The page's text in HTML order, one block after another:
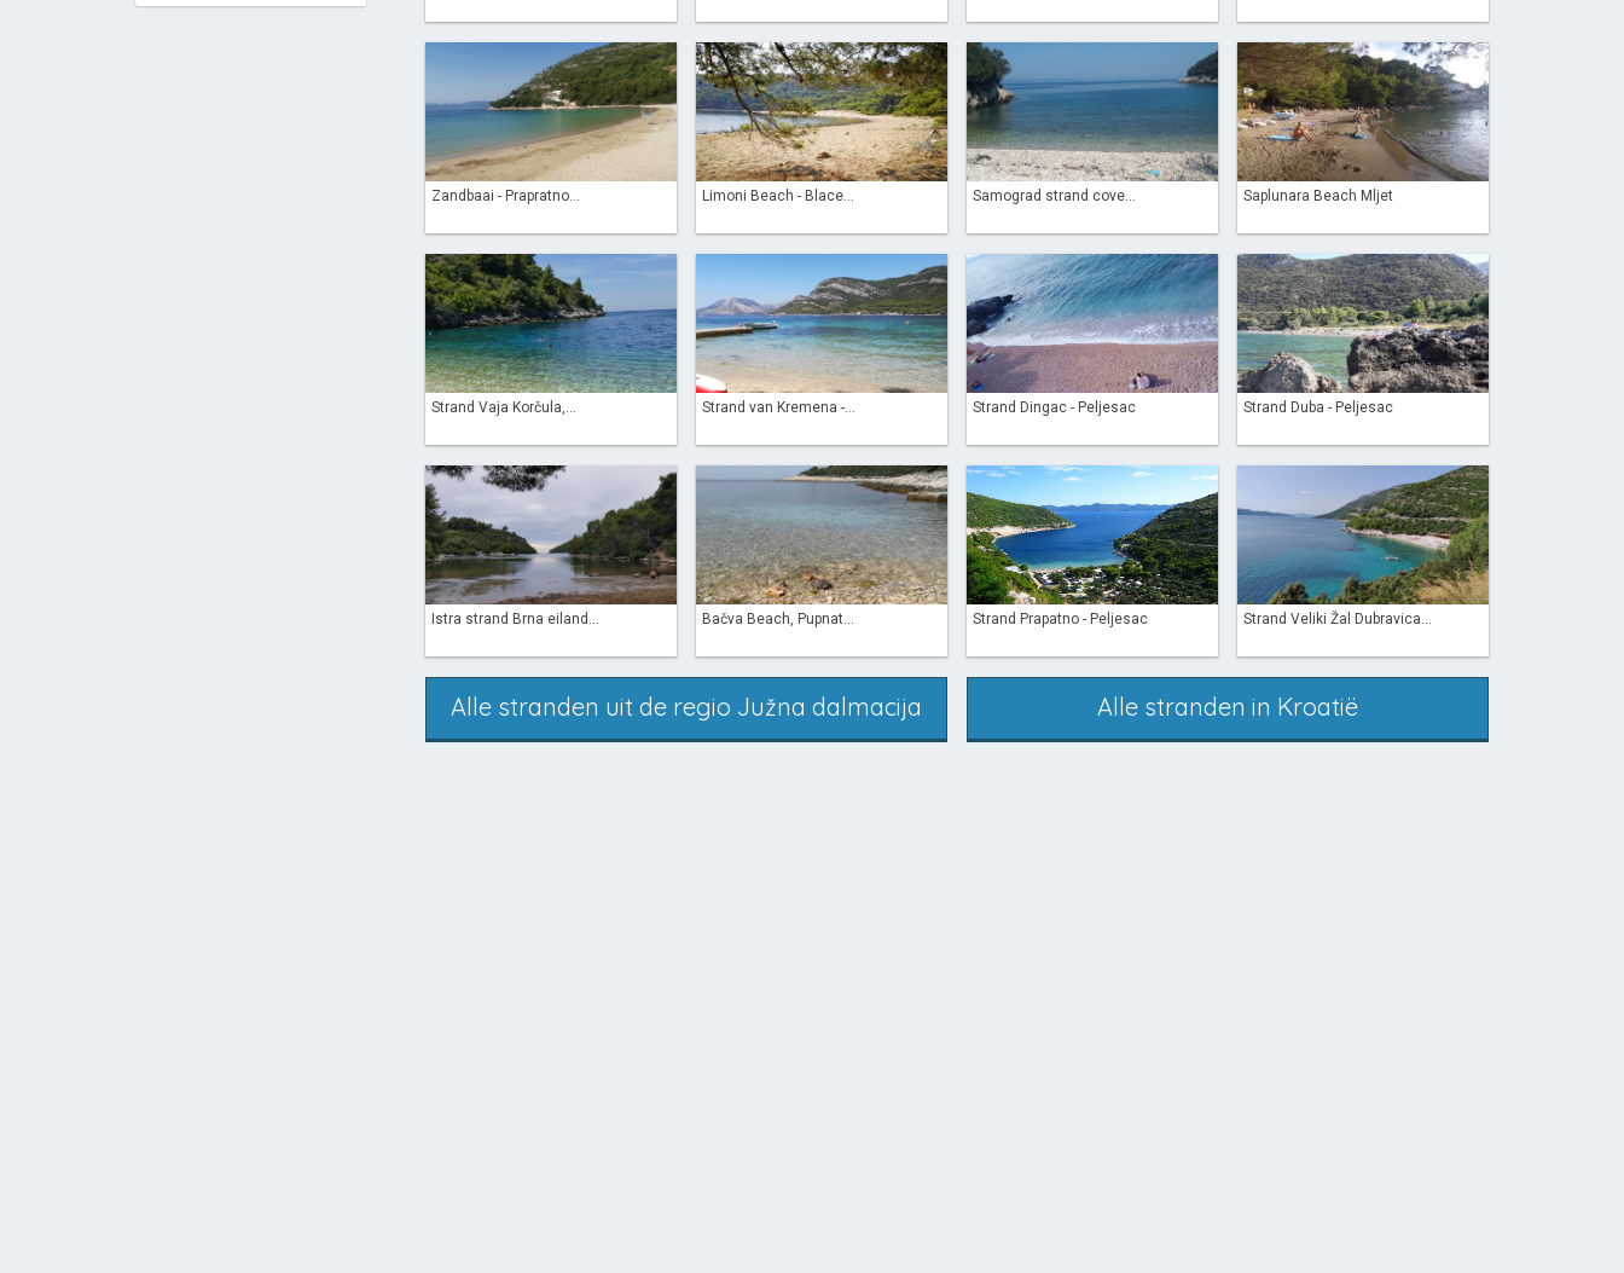
Zandbaai - Prapratno... Limoni Beach - Blace... Samograd strand cove... Saplunara Beach Mljet
Strand Vaja Korčula,... Strand van Kremena -... Strand Dingac - Peljesac Strand Duba - Peljesac
Istra strand Brna eiland... Bačva Beach, Pupnat... Strand Prapatno - Peljesac Strand Veliki Žal Dubravica...
Alle stranden uit de regio Južna dalmacija Alle stranden in Kroatië